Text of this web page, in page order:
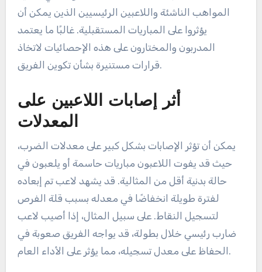
المواهب الناشئة واللاعبين الرئيسيين الذين يمكن أن
يؤثروا على المباريات المستقبلية. غالبًا ما يعتمد
المدربون والمختارون على هذه الإحصائيات لاتخاذ
قرارات مستنيرة بشأن تكوين الفريق.
أثر إصابات اللاعبين على
المعدلات
يمكن أن تؤثر الإصابات بشكل كبير على معدلات الضرب،
حيث قد يفوت اللاعبون مباريات حاسمة أو يلعبون في
حالة بدنية أقل من المثالية. قد يشهد لاعب تم إبعاده
لفترة طويلة انخفاضًا في معدله بسبب قلة الفرص
لتسجيل النقاط. على سبيل المثال، إذا أصيب لاعب
ضارب رئيسي خلال بطولة، قد يواجه الفريق صعوبة في
الحفاظ على معدل تسجيله، مما يؤثر على الأداء العام.